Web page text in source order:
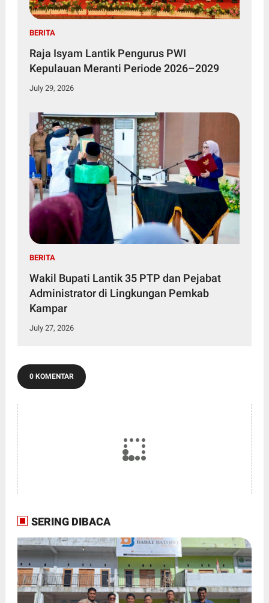
BERITA
Raja Isyam Lantik Pengurus PWI
Kepulauan Meranti Periode 2026–2029
July 29, 2026
BERITA
Wakil Bupati Lantik 35 PTP dan Pejabat
Administrator di Lingkungan Pemkab
Kampar
July 27, 2026
0 KOMENTAR
SERING DIBACA